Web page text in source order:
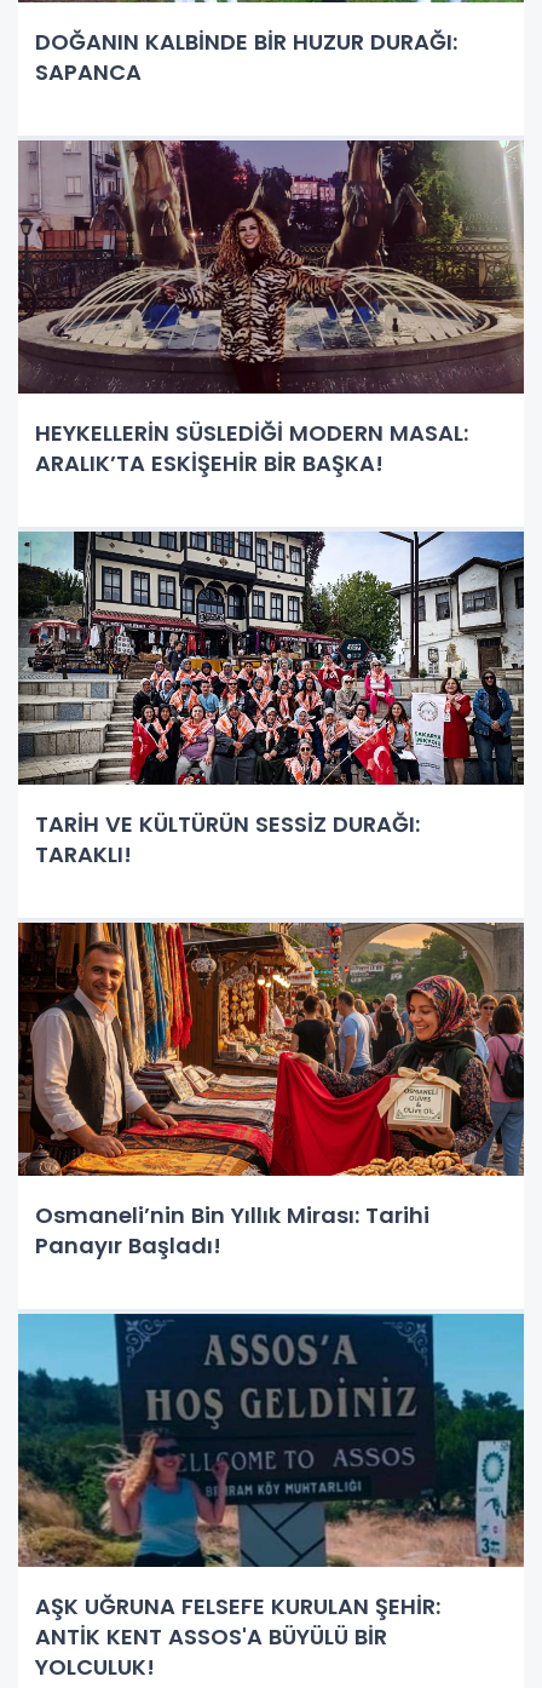
DOĞANIN KALBİNDE BİR HUZUR DURAĞI:
SAPANCA
HEYKELLERİN SÜSLEDİĞİ MODERN MASAL:
ARALIK’TA ESKİŞEHİR BİR BAŞKA!
TARİH VE KÜLTÜRÜN SESSİZ DURAĞI:
TARAKLI!
Osmaneli’nin Bin Yıllık Mirası: Tarihi
Panayır Başladı!
AŞK UĞRUNA FELSEFE KURULAN ŞEHİR:
ANTİK KENT ASSOS'A BÜYÜLÜ BİR
YOLCULUK!